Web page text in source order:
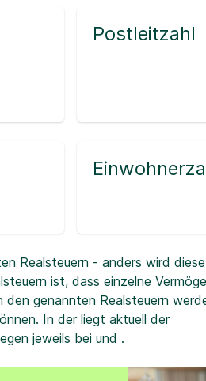
Postleitzahl
Realsteuern - anders wird
ist, dass einzelne
genannten Realsteuern
In der liegt aktuell der
jeweils bei und .